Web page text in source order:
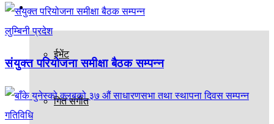
मनोरञ्जन
ईभेंट
गित संगीत
लुम्बिनी प्रदेश
संयुक्त परियोजना समीक्षा बैठक सम्पन्न
गतिविधि